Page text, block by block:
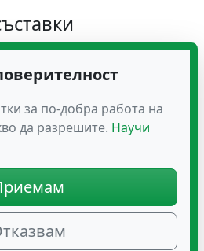
е позната със своите
които могат да облекчат
ефект е от полза при
лигавица.
и може да допринесе за
често свързан със синдрома
Нейният спазмолитичен
коремните болки.
Джинджифилът има
за по-добра работа на
да разрешите. Научи